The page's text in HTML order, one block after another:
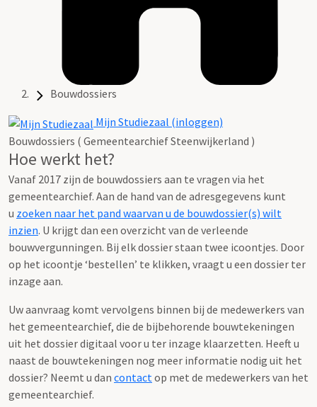
Bouwdossiers
Mijn Studiezaal (inloggen)
Bouwdossiers ( Gemeentearchief Steenwijkerland )
Hoe werkt het?
Vanaf 2017 zijn de bouwdossiers aan te vragen via het
gemeentearchief. Aan de hand van de adresgegevens kunt
u zoeken naar het pand waarvan u de bouwdossier(s) wilt
inzien. U krijgt dan een overzicht van de verleende
bouwvergunningen. Bij elk dossier staan twee icoontjes. Door
op het icoontje ‘bestellen’ te klikken, vraagt u een dossier ter
inzage aan.
Uw aanvraag komt vervolgens binnen bij de medewerkers van
het gemeentearchief, die de bijbehorende bouwtekeningen
uit het dossier digitaal voor u ter inzage klaarzetten. Heeft u
naast de bouwtekeningen nog meer informatie nodig uit het
dossier? Neemt u dan contact op met de medewerkers van het
gemeentearchief.